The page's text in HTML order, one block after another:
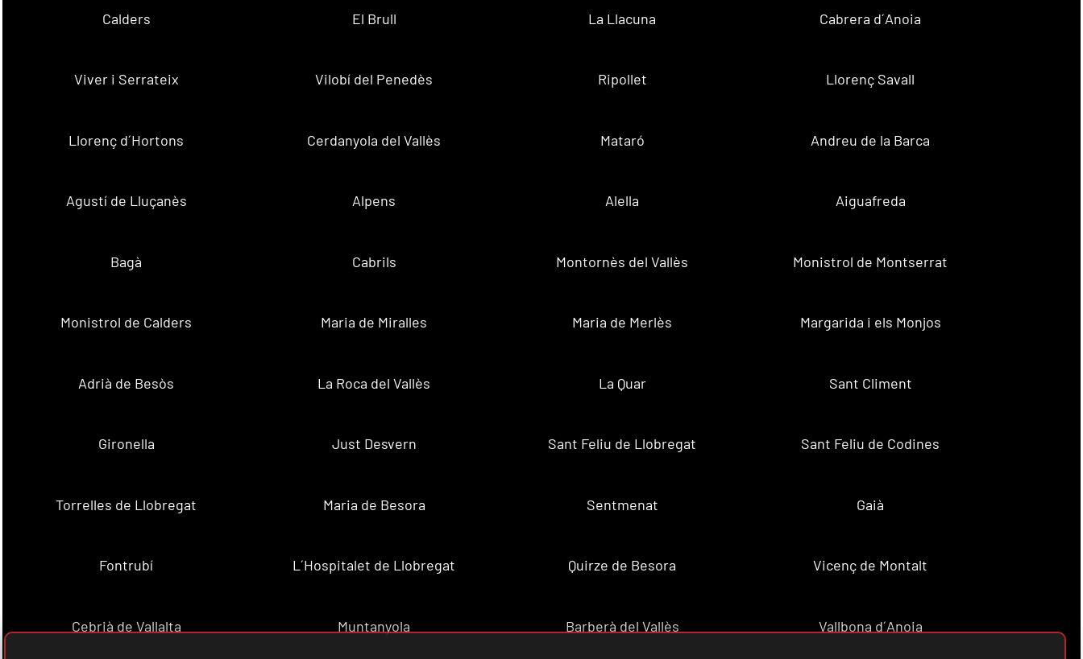
Calders El Brull La Llacuna Cabrera d´Anoia
Viver i Serrateix Vilobí del Penedès Ripollet Llorenç Savall
Llorenç d´Hortons Cerdanyola del Vallès Mataró Andreu de la Barca
Agustí de Lluçanès Alpens Alella Aiguafreda
Bagà Cabrils Montornès del Vallès Monistrol de Montserrat
Monistrol de Calders Maria de Miralles Maria de Merlès Margarida i els Monjos
Adrià de Besòs La Roca del Vallès La Quar Sant Climent
Gironella Just Desvern Sant Feliu de Llobregat Sant Feliu de Codines
Torrelles de Llobregat Maria de Besora Sentmenat Gaià
Fontrubí L´Hospitalet de Llobregat Quirze de Besora Vicenç de Montalt
Cebrià de Vallalta Muntanyola Barberà del Vallès Vallbona d´Anoia